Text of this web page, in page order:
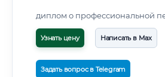
диплом о профессиональной
Узнать цену Написать в Max
Задать вопрос в Telegram